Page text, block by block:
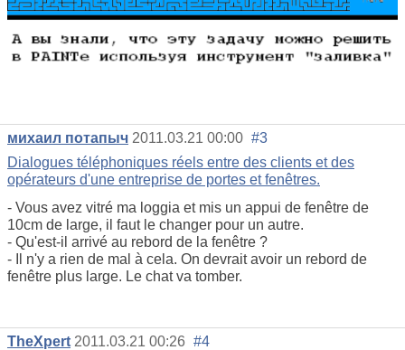
михаил потапыч 2011.03.21 00:00 #3
Dialogues téléphoniques réels entre des clients et des
opérateurs d'une entreprise de portes et fenêtres.
- Vous avez vitré ma loggia et mis un appui de fenêtre de
10cm de large, il faut le changer pour un autre.
- Qu'est-il arrivé au rebord de la fenêtre ?
- Il n'y a rien de mal à cela. On devrait avoir un rebord de
fenêtre plus large. Le chat va tomber.
TheXpert 2011.03.21 00:26 #4